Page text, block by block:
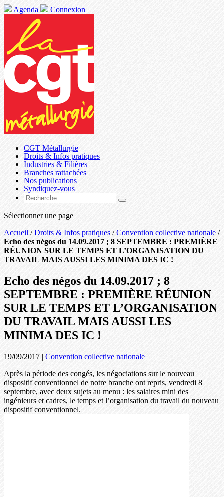
Agenda Connexion
CGT Métallurgie
Droits & Infos pratiques
Industries & Filières
Branches rattachées
Nos publications
Syndiquez-vous
Sélectionner une page
Accueil /Droits & Infos pratiques /Convention collective nationale /
Echo des négos du 14.09.2017 ; 8 SEPTEMBRE : PREMIÈRE
RÉUNION SUR LE TEMPS ET L’ORGANISATION DU
TRAVAIL MAIS AUSSI LES MINIMA DES IC !
Echo des négos du 14.09.2017 ; 8
SEPTEMBRE : PREMIÈRE RÉUNION
SUR LE TEMPS ET L’ORGANISATION
DU TRAVAIL MAIS AUSSI LES
MINIMA DES IC !
19/09/2017 | Convention collective nationale
Après la période des congés, les négociations sur le nouveau
dispositif conventionnel de notre branche ont repris, vendredi 8
septembre, avec deux sujets au menu : les salaires mini des
ingénieurs et cadres, le temps et l’organisation du travail du nouveau
dispositif conventionnel.